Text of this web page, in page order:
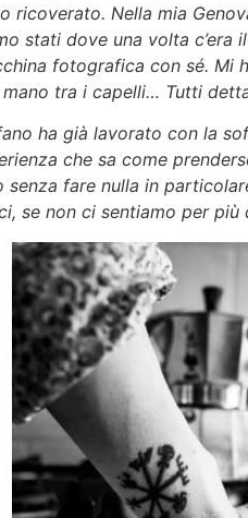
ricoverato. Nella mia
stati dove una volta c’era
fotografica con sé. Mi
mano tra i capelli… Tutti
ha già lavorato con la
che sa come
senza fare nulla in
se non ci sentiamo per più